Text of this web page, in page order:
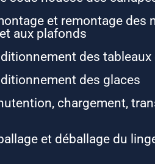
et remontage des
aux plafonds
des tableaux
des glaces
chargement,
et déballage du